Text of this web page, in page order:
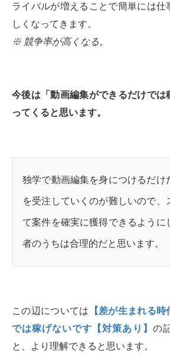
ライバルが増えることで簡単には仕
しくなってきます。
※ 競争率が高くなる。
今後は「動画編集ができるだけでは
ってくると思います。
独学で動画編集を身につけるだけ
を受注していくのが難しいので、
て案件を確実に獲得できるように
者のうちは合理的だと思います。
この辺については 【差が生まれる
では稼げないです【対策あり】 の
と、より理解できると思います。